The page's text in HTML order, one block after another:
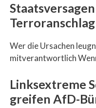
Wer die Ursachen
mitverantwortlich
Linksextreme
greifen AfD-